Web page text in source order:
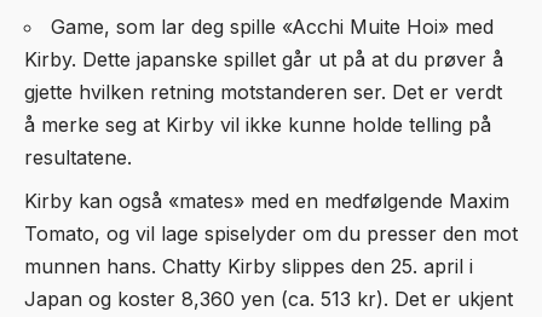
Game, som lar deg spille «Acchi Muite Hoi» med
Kirby. Dette japanske spillet går ut på at du prøver å
gjette hvilken retning motstanderen ser. Det er verdt
å merke seg at Kirby vil ikke kunne holde telling på
resultatene.
Kirby kan også «mates» med en medfølgende Maxim
Tomato, og vil lage spiselyder om du presser den mot
munnen hans. Chatty Kirby slippes den 25. april i
Japan og koster 8,360 yen (ca. 513 kr). Det er ukjent